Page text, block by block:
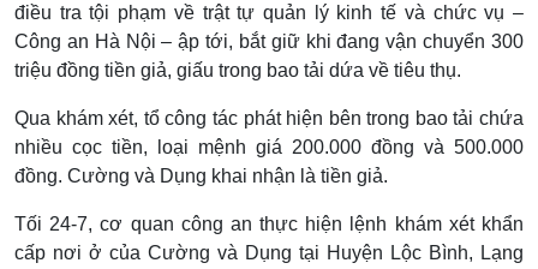
điều tra tội phạm về trật tự quản lý kinh tế và chức vụ –
Công an Hà Nội – ập tới, bắt giữ khi đang vận chuyển 300
triệu đồng tiền giả, giấu trong bao tải dứa về tiêu thụ.
Qua khám xét, tổ công tác phát hiện bên trong bao tải chứa
nhiều cọc tiền, loại mệnh giá 200.000 đồng và 500.000
đồng. Cường và Dụng khai nhận là tiền giả.
Tối 24-7, cơ quan công an thực hiện lệnh khám xét khẩn
cấp nơi ở của Cường và Dụng tại Huyện Lộc Bình, Lạng